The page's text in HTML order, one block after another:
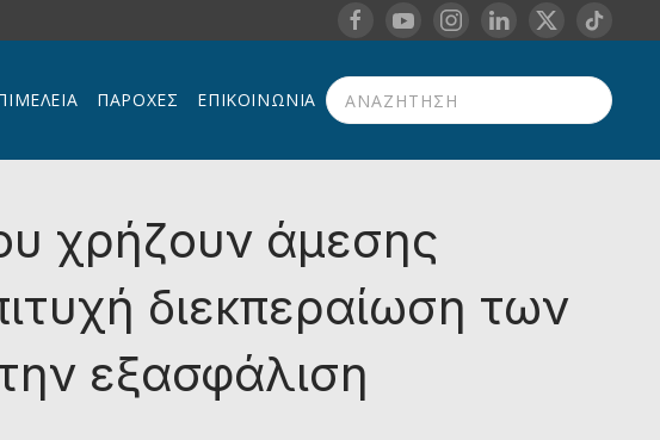
ΠΑΡΟΧΈΣ
ΕΠΙΚΟΙΝΩΝΊΑ
χρήζουν άμεσης
διεκπεραίωση των
εξασφάλιση